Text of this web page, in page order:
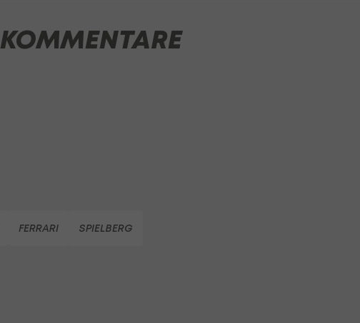
KOMMENTARE
FERRARI SPIELBERG